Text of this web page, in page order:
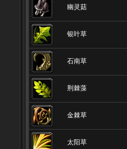
幽灵菇
银叶草
石南草
荆棘藻
金棘草
太阳草